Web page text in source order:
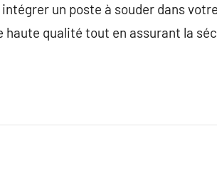
un poste à souder dans
haute qualité tout en assurant la